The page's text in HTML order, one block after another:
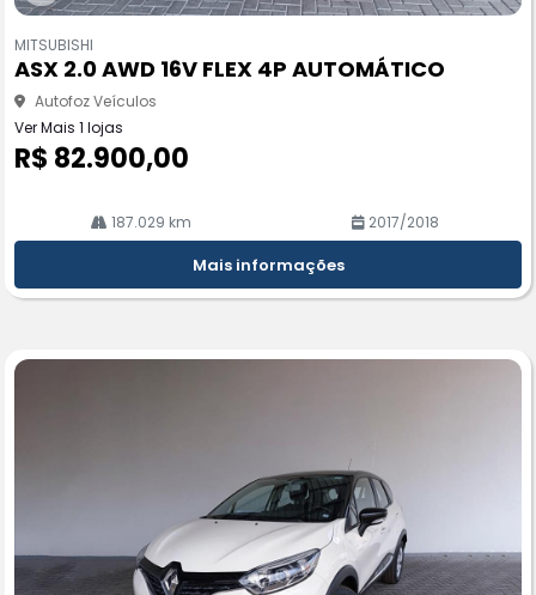
Co
pa
rtil
he
MITSUBISHI
ASX 2.0 AWD 16V FLEX 4P AUTOMÁTICO
Autofoz Veículos
Ver Mais 1 lojas
R$ 82.900,00
187.029 km 2017/2018
Mais informações